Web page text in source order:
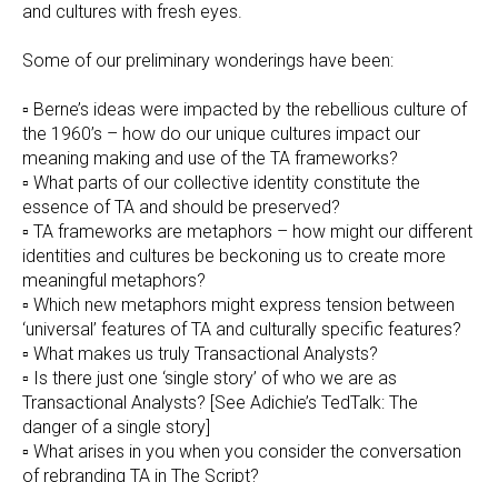
and cultures with fresh eyes.
Some of our preliminary wonderings have been:
▫ Berne’s ideas were impacted by the rebellious culture of
the 1960’s – how do our unique cultures impact our
meaning making and use of the TA frameworks?
▫ What parts of our collective identity constitute the
essence of TA and should be preserved?
▫ TA frameworks are metaphors – how might our different
identities and cultures be beckoning us to create more
meaningful metaphors?
▫ Which new metaphors might express tension between
‘universal’ features of TA and culturally specific features?
▫ What makes us truly Transactional Analysts?
▫ Is there just one ‘single story’ of who we are as
Transactional Analysts? [See Adichie’s TedTalk: The
danger of a single story]
▫ What arises in you when you consider the conversation
of rebranding TA in The Script?